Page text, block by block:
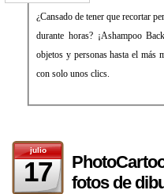
¿Cansado de tener que recortar
durante horas? ¡Ashampoo
objetos y personas hasta el más
con solo unos clics.
julio
17
fotos de